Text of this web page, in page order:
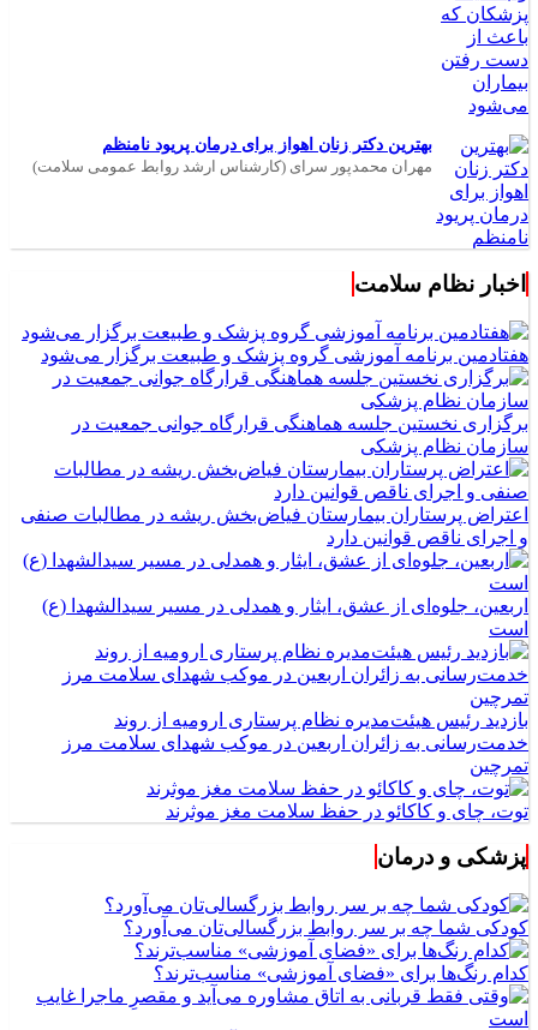
بهترین دکتر زنان اهواز برای درمان پریود نامنظم
مهران محمدپور سرای (کارشناس ارشد روابط عمومی سلامت)
اخبار نظام سلامت
هفتادمین برنامه آموزشی گروه پزشک و طبیعت برگزار می‌شود
برگزاری نخستین جلسه هماهنگی قرارگاه جوانی جمعیت در
سازمان نظام پزشکی
اعتراض پرستاران بیمارستان فیاض‌بخش ریشه در مطالبات صنفی
و اجرای ناقص قوانین دارد
اربعین، جلوه‌ای از عشق، ایثار و همدلی در مسیر سیدالشهدا (ع)
است
بازدید رئیس هیئت‌مدیره نظام پرستاری ارومیه از روند
خدمت‌رسانی به زائران اربعین در موکب شهدای سلامت مرز
تمرچین
توت، چای و کاکائو در حفظ سلامت مغز موثرند
پزشکی و درمان
کودکی شما چه بر سر روابط بزرگسالی‌تان می‌آورد؟
کدام رنگ‌ها برای «فضای آموزشی» مناسب‌ترند؟